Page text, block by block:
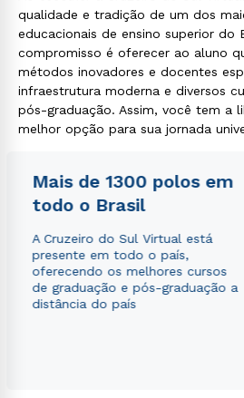
qualidade e tradição de um dos
educacionais de ensino superior do
compromisso é oferecer ao aluno
métodos inovadores e docentes
infraestrutura moderna e diversos
pós-graduação. Assim, você tem a
melhor opção para sua jornada
Mais de 1300 polos em
todo o Brasil
A Cruzeiro do Sul Virtual está
presente em todo o país,
oferecendo os melhores cursos
de graduação e pós-graduação a
distância do país